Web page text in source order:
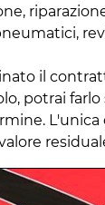
il
potrai
L'unica